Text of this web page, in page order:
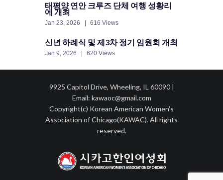
태평양 연안 크루즈 단체 여행 성황리
에 개최
Jan 23, 2026 616 Views
신년 하례식 및 제3차 정기 임원회 개최
Jan 9, 2026 620 Views
9925 Capitol Drive, Wheeling, IL 60090 |
Email: kawaoc@gmail.com
Copyright(c) Korean American Women’s
Association of Chicago(KAWAC). All rights
reserved.